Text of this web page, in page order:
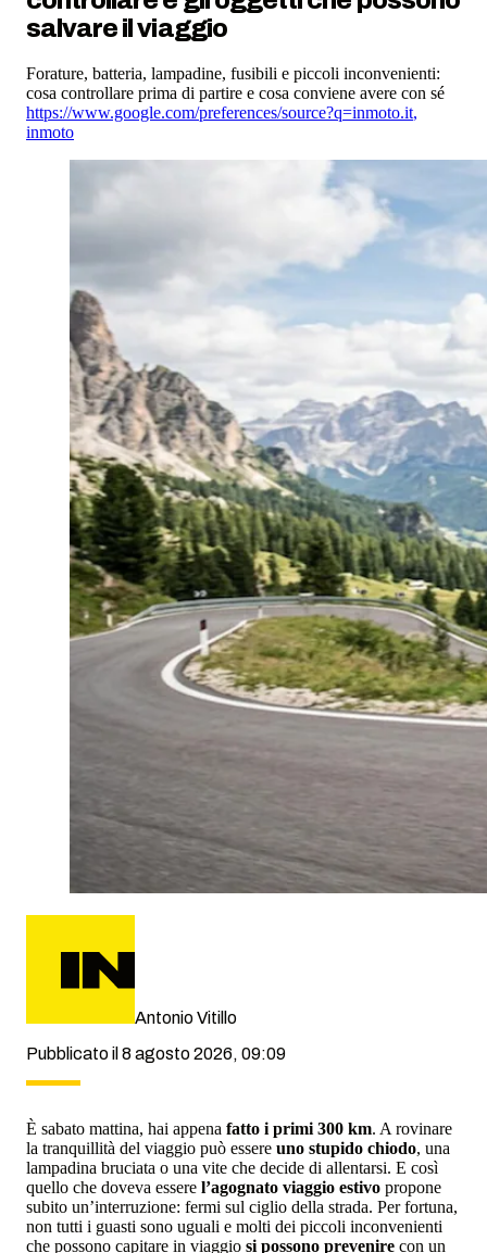
salvare il viaggio
Forature, batteria, lampadine, fusibili e piccoli inconvenienti:
cosa controllare prima di partire e cosa conviene avere con sé
https://www.google.com/preferences/source?q=inmoto.it,
inmoto
Antonio Vitillo
Pubblicato il 8 agosto 2026, 09:09
È sabato mattina, hai appena fatto i primi 300 km. A rovinare
la tranquillità del viaggio può essere uno stupido chiodo, una
lampadina bruciata o una vite che decide di allentarsi. E così
quello che doveva essere l’agognato viaggio estivo propone
subito un’interruzione: fermi sul ciglio della strada. Per fortuna,
non tutti i guasti sono uguali e molti dei piccoli inconvenienti
che possono capitare in viaggio si possono prevenire con un